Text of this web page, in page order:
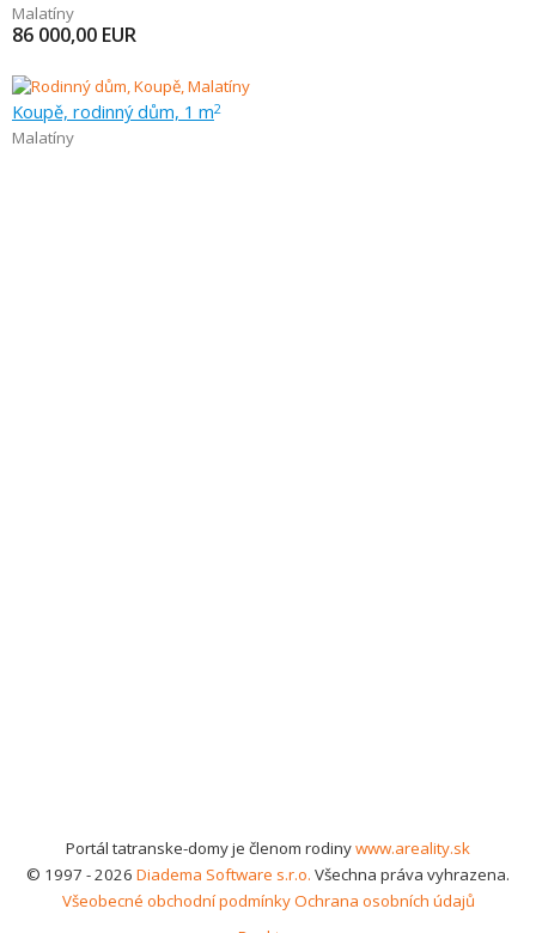
Malatíny
86 000,00 EUR
Koupě, rodinný dům, 1 m2
Malatíny
Portál tatranske-domy je členom rodinywww.areality.sk
© 1997 - 2026 Diadema Software s.r.o. Všechna práva vyhrazena.
Všeobecné obchodní podmínkyOchrana osobních údajů